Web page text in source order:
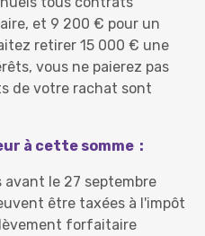
et 9 200 € pour un
retirer 15 000 € une
vous ne paierez pas
de votre rachat sont
à cette somme :
avant le 27 septembre
être taxées à l'impôt
forfaitaire